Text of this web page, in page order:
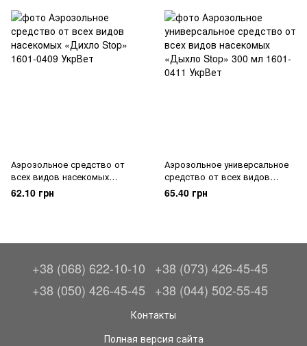
Аэрозольное средство от
всех видов насекомых
«Дихло Stop»
62.10 грн
Аэрозольное универсальное
средство от всех видов
насекомых «Дыхло Stop» 300
мл
65.40 грн
+38 (068) 622-10-10
+38 (073) 426-45-45
+38 (050) 426-45-45
+38 (044) 502-55-45
Контакты
Полная версия сайта